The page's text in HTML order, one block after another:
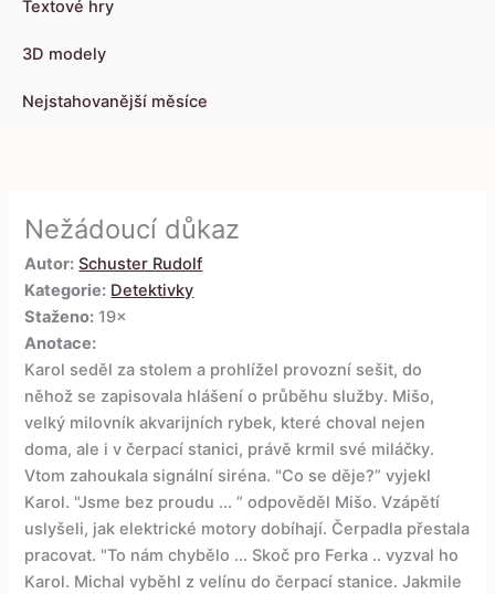
Textové hry
3D modely
Nejstahovanější měsíce
Nežádoucí důkaz
Autor: Schuster Rudolf
Kategorie: Detektivky
Staženo: 19×
Anotace:
Karol seděl za stolem a prohlížel provozní sešit, do
něhož se zapisovala hlášení o průběhu služby. Mišo,
velký milovník akvarijních rybek, které choval nejen
doma, ale i v čerpací stanici, právě krmil své miláčky.
Vtom zahoukala signální siréna. "Co se děje?” vyjekl
Karol. "Jsme bez proudu ... ” odpověděl Mišo. Vzápětí
uslyšeli, jak elektrické motory dobíhají. Čerpadla přestala
pracovat. "To nám chybělo ... Skoč pro Ferka .. vyzval ho
Karol. Michal vyběhl z velínu do čerpací stanice. Jakmile